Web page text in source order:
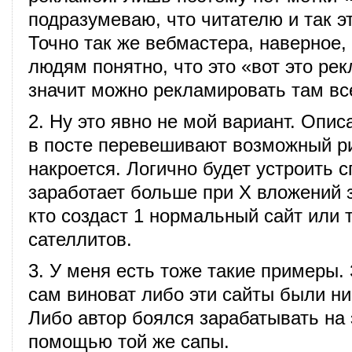
подразумеваю, что читателю и так
Точно так же вебмастера, наверное,
людям понятно, что это «вот это
значит можно рекламировать там
2. Ну это явно не мой вариант.
в посте перевешивают возможный
накроется. Логично будет устроить
заработает больше при X вложений
кто создаст 1 нормальный сайт или
сателлитов.
3. У меня есть тоже такие примеры.
сам виноват либо эти сайты были
Либо автор боялся зарабатывать на
помощью той же сапы.